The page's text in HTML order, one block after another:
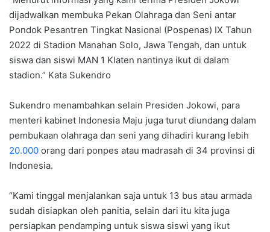
dijadwalkan membuka Pekan Olahraga dan Seni antar
Pondok Pesantren Tingkat Nasional (Pospenas) IX Tahun
2022 di Stadion Manahan Solo, Jawa Tengah, dan untuk
siswa dan siswi MAN 1 Klaten nantinya ikut di dalam
stadion.” Kata Sukendro
Sukendro menambahkan selain Presiden Jokowi, para
menteri kabinet Indonesia Maju juga turut diundang dalam
pembukaan olahraga dan seni yang dihadiri kurang lebih
20.000 orang dari ponpes atau madrasah di 34 provinsi di
Indonesia.
“Kami tinggal menjalankan saja untuk 13 bus atau armada
sudah disiapkan oleh panitia, selain dari itu kita juga
persiapkan pendamping untuk siswa siswi yang ikut